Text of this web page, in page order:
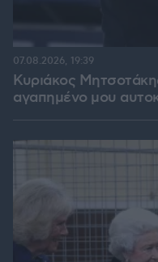
Κυριάκος
αγαπημένο μου
07.08.2026, 19:39